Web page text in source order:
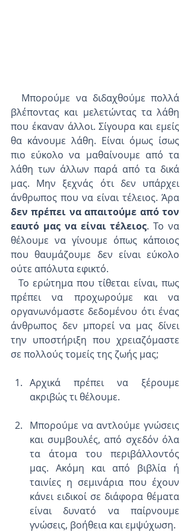
βλέποντας και μελετώντας τα λάθη
που έκαναν άλλοι. Σίγουρα και εμείς
θα κάνουμε λάθη. Είναι όμως ίσως
πιο εύκολο να μαθαίνουμε από τα
λάθη των άλλων παρά από τα δικά
μας. Μην ξεχνάς ότι δεν υπάρχει
δεν πρέπει να απαιτούμε από τον
εαυτό μας να είναι τέλειος. Το να
θέλουμε να γίνουμε όπως κάποιος
που θαυμάζουμε δεν είναι εύκολο
ούτε απόλυτα εφικτό.
πρέπει να προχωρούμε και να
οργανωνόμαστε δεδομένου ότι ένας
άνθρωπος δεν μπορεί να μας δίνει
την υποστήριξη που χρειαζόμαστε
σε πολλούς τομείς της ζωής μας;
Αρχικά πρέπει να ξέρουμε
ακριβώς τι θέλουμε.
Μπορούμε να αντλούμε γνώσεις
και συμβουλές, από σχεδόν όλα
τα άτομα του περιβάλλοντός
μας. Ακόμη και από βιβλία ή
ταινίες η σεμινάρια που έχουν
κάνει ειδικοί σε διάφορα θέματα
είναι δυνατό να παίρνουμε
γνώσεις, βοήθεια και εμψύχωση.